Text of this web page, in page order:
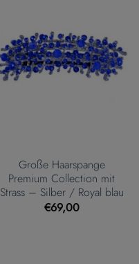
Große Haarspange
Premium Collection mit
Strass – Silber / Royal blau
€69,00